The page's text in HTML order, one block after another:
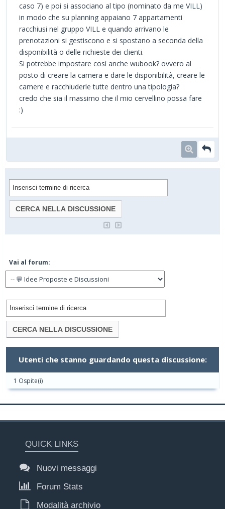
caso 7) e poi si associano al tipo (nominato da me VILL)
in modo che su planning appaiano 7 appartamenti
racchiusi nel gruppo VILL e quando arrivano le
prenotazioni si gestiscono e si spostano a seconda della
disponibilità o delle richieste dei clienti.
Si potrebbe impostare così anche wubook? ovvero al
posto di creare la camera e dare le disponibilità, creare le
camere e racchiuderle tutte dentro una tipologia?
credo che sia il massimo che il mio cervellino possa fare
:)
Vai al forum:
Utenti che stanno guardando questa discussione:
1 Ospite(i)
QUICK LINKS
Nuovi messaggi
Forum Stats
Modalità archivio